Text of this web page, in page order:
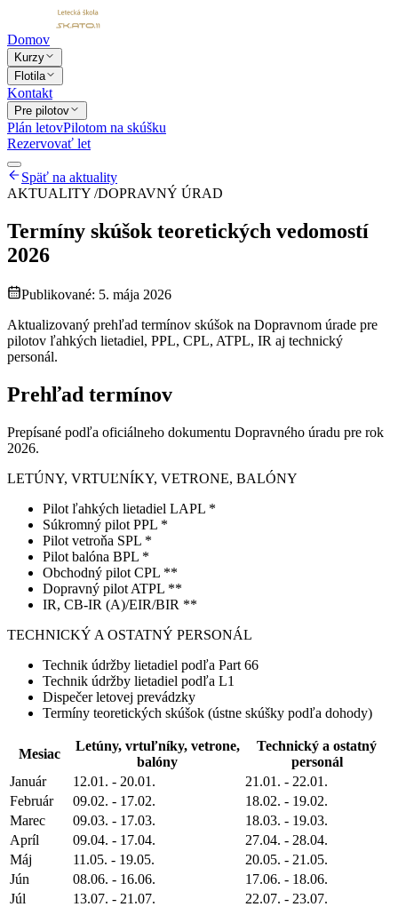
Domov
Kurzy
Flotila
Kontakt
Pre pilotov
Plán letovPilotom na skúšku
Rezervovať let
Späť na aktuality
AKTUALITY /DOPRAVNÝ ÚRAD
Termíny skúšok teoretických vedomostí
2026
Publikované: 5. mája 2026
Aktualizovaný prehľad termínov skúšok na Dopravnom úrade pre
pilotov ľahkých lietadiel, PPL, CPL, ATPL, IR aj technický
personál.
Prehľad termínov
Prepísané podľa oficiálneho dokumentu Dopravného úradu pre rok
2026.
LETÚNY, VRTUĽNÍKY, VETRONE, BALÓNY
Pilot ľahkých lietadiel LAPL *
Súkromný pilot PPL *
Pilot vetroňa SPL *
Pilot balóna BPL *
Obchodný pilot CPL **
Dopravný pilot ATPL **
IR, CB-IR (A)/EIR/BIR **
TECHNICKÝ A OSTATNÝ PERSONÁL
Technik údržby lietadiel podľa Part 66
Technik údržby lietadiel podľa L1
Dispečer letovej prevádzky
Termíny teoretických skúšok (ústne skúšky podľa dohody)
Mesiac
Letúny, vrtuľníky, vetrone,
balóny
Technický a ostatný
personál
Január
12.01. - 20.01.
21.01. - 22.01.
Február
09.02. - 17.02.
18.02. - 19.02.
Marec
09.03. - 17.03.
18.03. - 19.03.
Apríl
09.04. - 17.04.
27.04. - 28.04.
Máj
11.05. - 19.05.
20.05. - 21.05.
Jún
08.06. - 16.06.
17.06. - 18.06.
Júl
13.07. - 21.07.
22.07. - 23.07.